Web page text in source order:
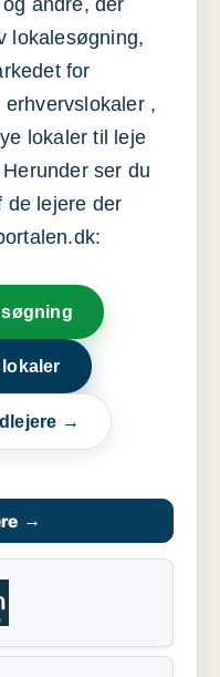
andre, der
lokalesøgning,
for
,
lokaler til leje
ser du
de lejere der
→
→